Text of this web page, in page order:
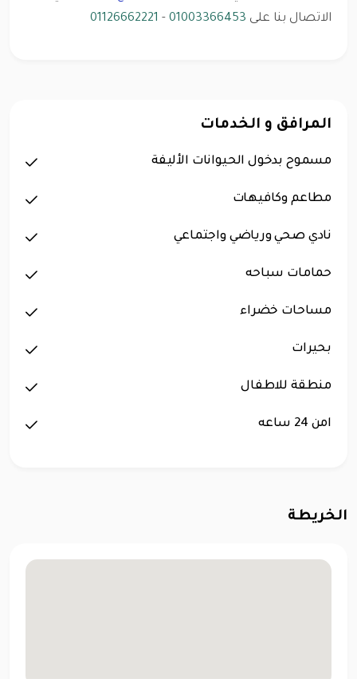
الاتصال بنا على 01003366453
-
01126662221
المرافق و الخدمات
مسموح بدخول الحيوانات الأليفة
مطاعم وكافيهات
نادي صحي ورياضي واجتماعي
حمامات سباحه
مساحات خضراء
بحيرات
منطقة للاطفال
امن 24 ساعه
الخريطة